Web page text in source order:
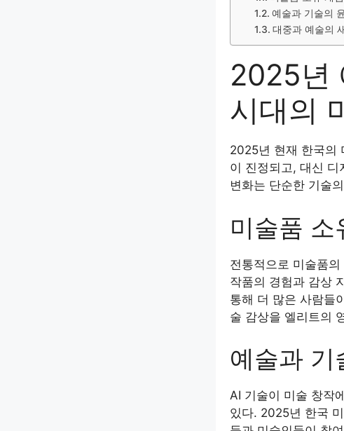
예술과 기술의
대중과 예술의
2025년
시대의
2025년 현재 한국의
이 진정되고, 대신
변화는 단순한 기술
미술품 소
전통적으로 미술품
작품의 경험과 감상
통해 더 많은 사람들
술 감상을 엘리트의
예술과 기
AI 기술이 미술 창작
있다. 2025년 한국